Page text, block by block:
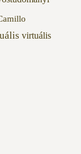
virtuális